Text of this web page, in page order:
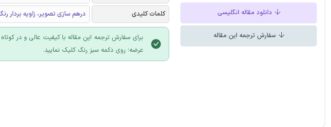
دانلود مقاله انگلیسی
سفارش ترجمه این مقاله
کلمات کلیدی
درهم سازی تصویر، زاویه بردار
برای سفارش ترجمه این مقاله با کیفیت عالی و در
عرضه؛ روی دکمه سبز رنگ کلیک نمایید.